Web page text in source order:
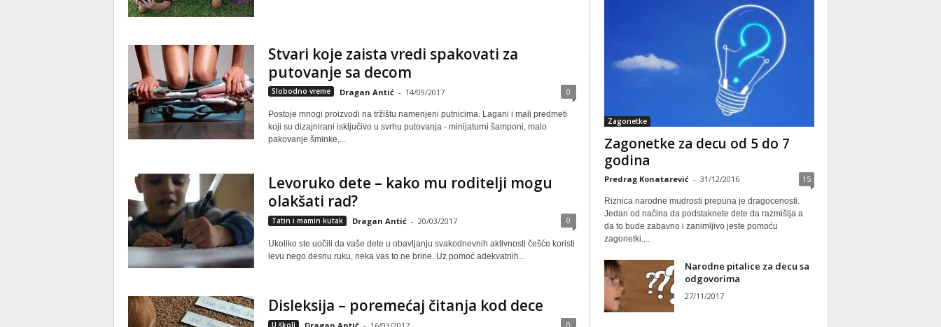
Stvari koje zaista vredi spakovati za
putovanje sa decom
Slobodno vreme Dragan Antić - 14/09/2017 0
Postoje mnogi proizvodi na tržištu namenjeni putnicima. Lagani i mali predmeti
koji su dizajnirani isključivo u svrhu putovanja - minijaturni šamponi, malo
pakovanje šminke,...
Levoruko dete – kako mu roditelji mogu
olakšati rad?
Tatin i mamin kutak Dragan Antić - 20/03/2017 0
Ukoliko ste uočili da vaše dete u obavljanju svakodnevnih aktivnosti češće koristi
levu nego desnu ruku, neka vas to ne brine. Uz pomoć adekvatnih...
Disleksija – poremećaj čitanja kod dece
U školi 0
Zagonetke
Zagonetke za decu od 5 do 7
godina
Predrag Konatarević - 31/12/2016 15
Riznica narodne mudrosti prepuna je dragocenosti.
Jedan od načina da podstaknete dete da razmišlja a
da to bude zabavno i zanimljivo jeste pomoću
zagonetki....
Narodne pitalice za decu sa
odgovorima
27/11/2017